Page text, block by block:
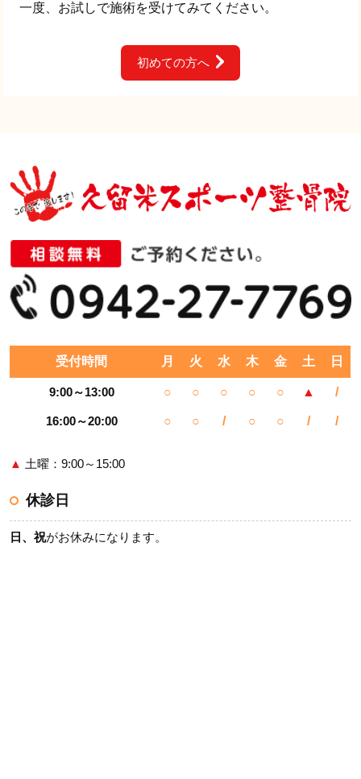
一度、お試しで施術を受けてみてください。
初めての方へ
受付時間 月 火 水 木 金 土 日
9:00～13:00 ○ ○ ○ ○ ○ ▲ /
16:00～20:00 ○ ○ / ○ ○ / /
▲ 土曜：9:00～15:00
休診日
日、祝がお休みになります。